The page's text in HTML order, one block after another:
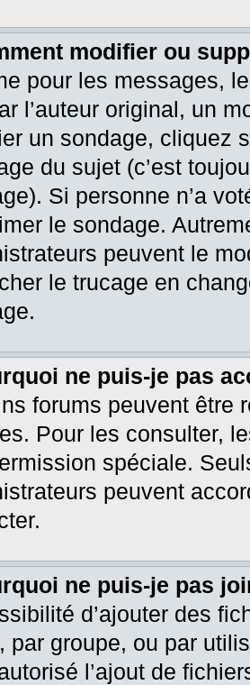
modifier ou
pour les messages,
l’auteur original, un
un sondage, cliquez
du sujet (c’est
Si personne n’a
le sondage.
peuvent le
le trucage en
ne puis-je pas
forums peuvent être
Pour les consulter,
spéciale.
peuvent
ne puis-je pas
d’ajouter des
par groupe, ou par
l’ajout de